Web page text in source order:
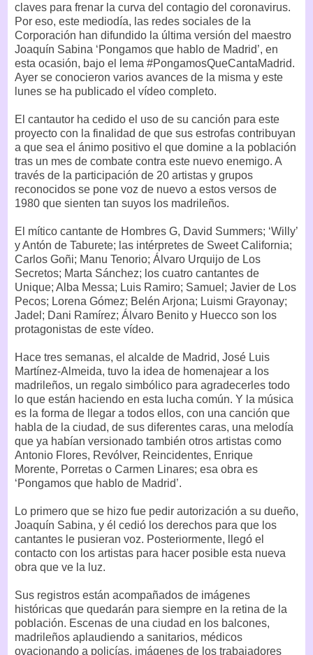
claves para frenar la curva del contagio del coronavirus.
Por eso, este mediodía, las redes sociales de la
Corporación han difundido la última versión del maestro
Joaquín Sabina ‘Pongamos que hablo de Madrid’, en
esta ocasión, bajo el lema #PongamosQueCantaMadrid.
Ayer se conocieron varios avances de la misma y este
lunes se ha publicado el vídeo completo.
El cantautor ha cedido el uso de su canción para este
proyecto con la finalidad de que sus estrofas contribuyan
a que sea el ánimo positivo el que domine a la población
tras un mes de combate contra este nuevo enemigo. A
través de la participación de 20 artistas y grupos
reconocidos se pone voz de nuevo a estos versos de
1980 que sienten tan suyos los madrileños.
El mítico cantante de Hombres G, David Summers; ‘Willy’
y Antón de Taburete; las intérpretes de Sweet California;
Carlos Goñi; Manu Tenorio; Álvaro Urquijo de Los
Secretos; Marta Sánchez; los cuatro cantantes de
Unique; Alba Messa; Luis Ramiro; Samuel; Javier de Los
Pecos; Lorena Gómez; Belén Arjona; Luismi Grayonay;
Jadel; Dani Ramírez; Álvaro Benito y Huecco son los
protagonistas de este vídeo.
Hace tres semanas, el alcalde de Madrid, José Luis
Martínez-Almeida, tuvo la idea de homenajear a los
madrileños, un regalo simbólico para agradecerles todo
lo que están haciendo en esta lucha común. Y la música
es la forma de llegar a todos ellos, con una canción que
habla de la ciudad, de sus diferentes caras, una melodía
que ya habían versionado también otros artistas como
Antonio Flores, Revólver, Reincidentes, Enrique
Morente, Porretas o Carmen Linares; esa obra es
‘Pongamos que hablo de Madrid’.
Lo primero que se hizo fue pedir autorización a su dueño,
Joaquín Sabina, y él cedió los derechos para que los
cantantes le pusieran voz. Posteriormente, llegó el
contacto con los artistas para hacer posible esta nueva
obra que ve la luz.
Sus registros están acompañados de imágenes
históricas que quedarán para siempre en la retina de la
población. Escenas de una ciudad en los balcones,
madrileños aplaudiendo a sanitarios, médicos
ovacionando a policías, imágenes de los trabajadores